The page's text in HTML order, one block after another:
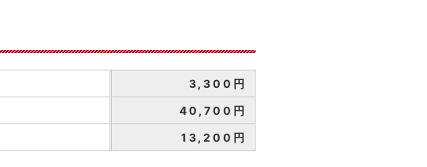
3,300円
40,700円
13,200円